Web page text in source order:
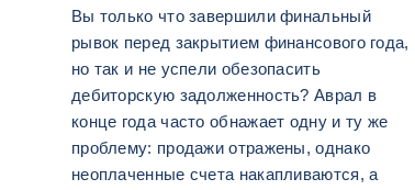
Вы только что завершили финальный
рывок перед закрытием финансового года,
но так и не успели обезопасить
дебиторскую задолженность? Аврал в
конце года часто обнажает одну и ту же
проблему: продажи отражены, однако
неоплаченные счета накапливаются, а